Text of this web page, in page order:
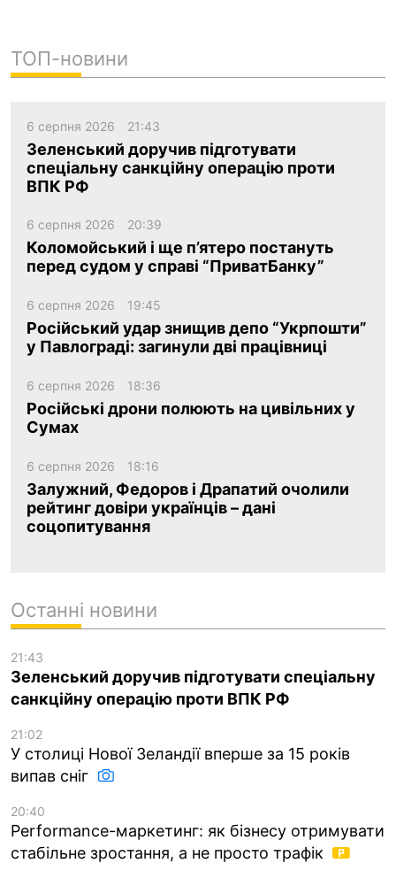
ТОП-новини
6 серпня 2026 21:43
Зеленський доручив підготувати
спеціальну санкційну операцію проти
ВПК РФ
6 серпня 2026 20:39
Коломойський і ще п’ятеро постануть
перед судом у справі “ПриватБанку”
6 серпня 2026 19:45
Російський удар знищив депо “Укрпошти”
у Павлограді: загинули дві працівниці
6 серпня 2026 18:36
Російські дрони полюють на цивільних у
Сумах
6 серпня 2026 18:16
Залужний, Федоров і Драпатий очолили
рейтинг довіри українців – дані
соцопитування
Останні новини
21:43
Зеленський доручив підготувати спеціальну
санкційну операцію проти ВПК РФ
21:02
У столиці Нової Зеландії вперше за 15 років
випав сніг
20:40
Performance-маркетинг: як бізнесу отримувати
стабільне зростання, а не просто трафік